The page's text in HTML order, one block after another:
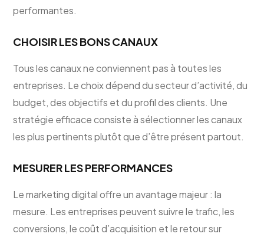
performantes.
CHOISIR LES BONS CANAUX
Tous les canaux ne conviennent pas à toutes les
entreprises. Le choix dépend du secteur d’activité, du
budget, des objectifs et du profil des clients. Une
stratégie efficace consiste à sélectionner les canaux
les plus pertinents plutôt que d’être présent partout.
MESURER LES PERFORMANCES
Le marketing digital offre un avantage majeur : la
mesure. Les entreprises peuvent suivre le trafic, les
conversions, le coût d’acquisition et le retour sur